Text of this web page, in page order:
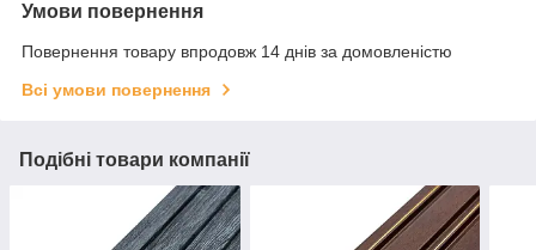
Умови повернення
Повернення товару впродовж 14 днів за домовленістю
Всі умови повернення
Подібні товари компанії